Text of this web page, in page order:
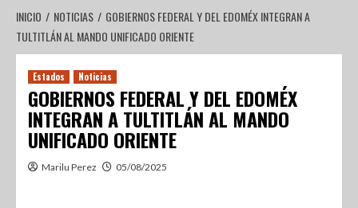
INICIO NOTICIAS
GOBIERNOS FEDERAL Y DEL EDOMÉX INTEGRAN A
TULTITLÁN AL MANDO UNIFICADO ORIENTE
Estados Noticias
GOBIERNOS FEDERAL Y DEL EDOMÉX
INTEGRAN A TULTITLÁN AL MANDO
UNIFICADO ORIENTE
Marilu Perez 05/08/2025